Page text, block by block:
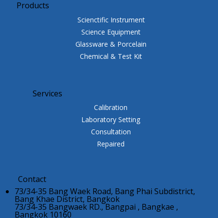
Products
Scienctific Instrument
Science Equipment
Glassware & Porcelain
Chemical & Test Kit
Services
Calibration
Laboratory Setting
Consultation
Repaired
Contact
73/34-35 Bang Waek Road, Bang Phai Subdistrict,
Bang Khae District, Bangkok
73/34-35 Bangwaek RD., Bangpai , Bangkae ,
Bangkok 10160